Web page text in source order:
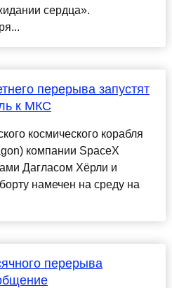
сердца».
перерыва запустят
к МКС
космического корабля
компании SpaceX
Дагласом Хёрли и
намечен на среду на
перерыва